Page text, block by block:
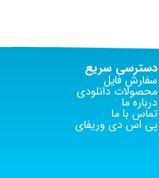
دسترسی سریع
سفارش فایل
محصولات دانلودی
درباره ما
تماس با ما
پی اس دی وریفای